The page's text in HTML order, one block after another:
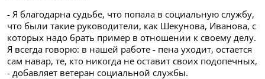
- Я благодарна судьбе, что попала в социальную службу,
что были такие руководители, как Шекунова, Иванова, с
которых надо брать пример в отношении к своему делу.
Я всегда говорю: в нашей работе - пена уходит, остается
сам навар, те, кто никогда не оставит своих подопечных,
- добавляет ветеран социальной службы.